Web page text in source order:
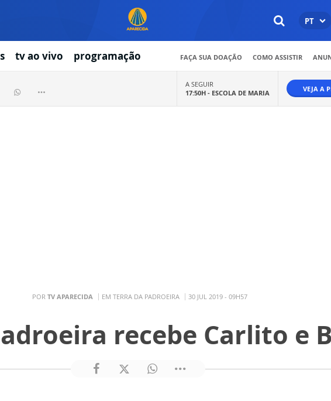
PT
tv ao vivo programação FAÇA SUA DOAÇÃO COMO ASSISTIR
A SEGUIR
17:50H - ESCOLA DE MARIA VEJA A
POR TV APARECIDA EM TERRA DA PADROEIRA 30 JUL 2019 - 09H57
recebe Carlito e